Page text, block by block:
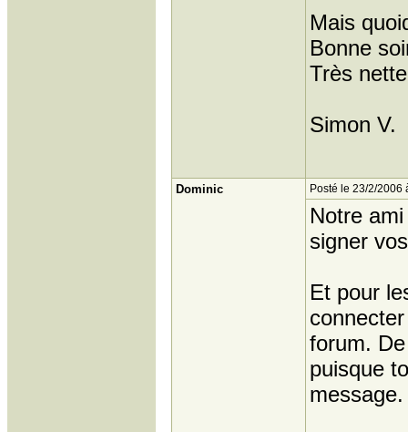
Mais
Bonne
Très
Simon V.
Dominic Posté le 23/2/2006
Notre
signer
Et pour
forum.
puisque